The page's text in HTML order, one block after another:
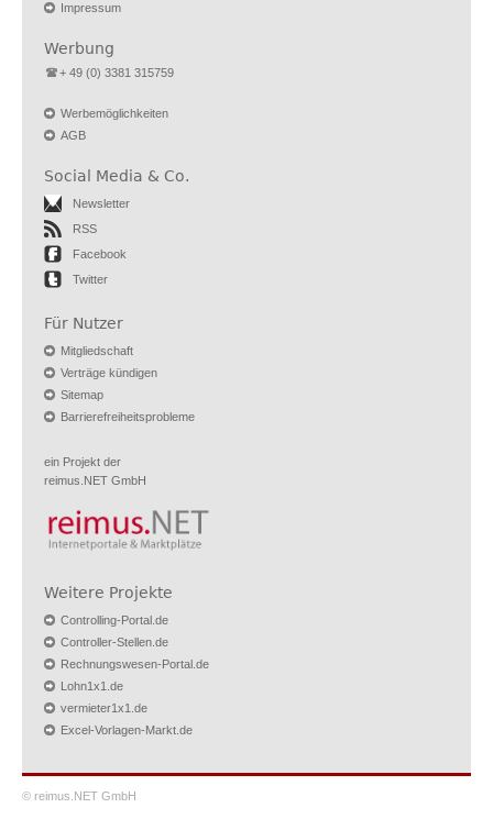
Impressum
Werbung
+ 49 (0) 3381 315759
Werbemöglichkeiten
AGB
Social Media & Co.
Newsletter
RSS
Facebook
Twitter
Für Nutzer
Mitgliedschaft
Verträge kündigen
Sitemap
Barrierefreiheitsprobleme
ein Projekt der
reimus.NET GmbH
Weitere Projekte
Controlling-Portal.de
Controller-Stellen.de
Rechnungswesen-Portal.de
Lohn1x1.de
vermieter1x1.de
Excel-Vorlagen-Markt.de
© reimus.NET GmbH